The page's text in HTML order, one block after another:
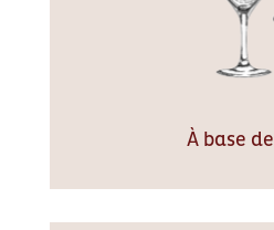
À base